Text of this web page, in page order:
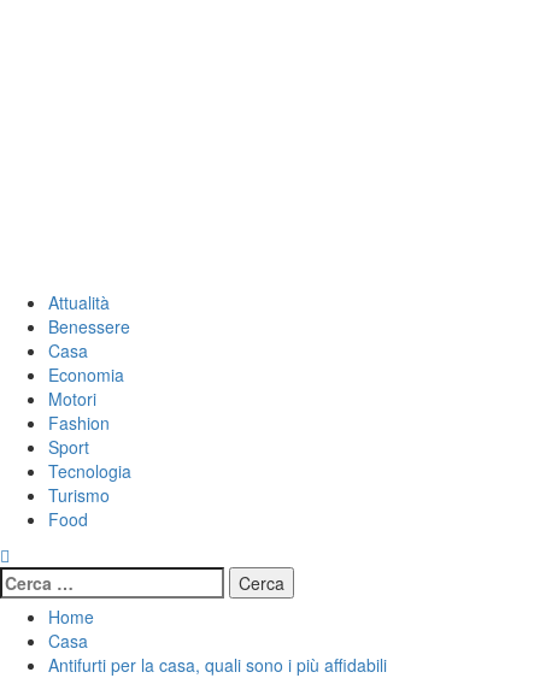
Attualità
Benessere
Casa
Economia
Motori
Fashion
Sport
Tecnologia
Turismo
Food
Ricerca
per:
Home
Casa
Antifurti per la casa, quali sono i più affidabili